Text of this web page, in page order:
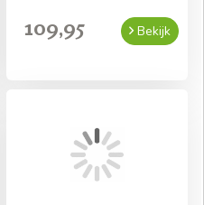
109,95 Bekijk